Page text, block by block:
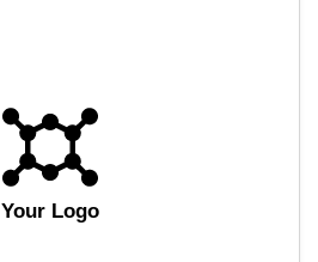
Your Logo